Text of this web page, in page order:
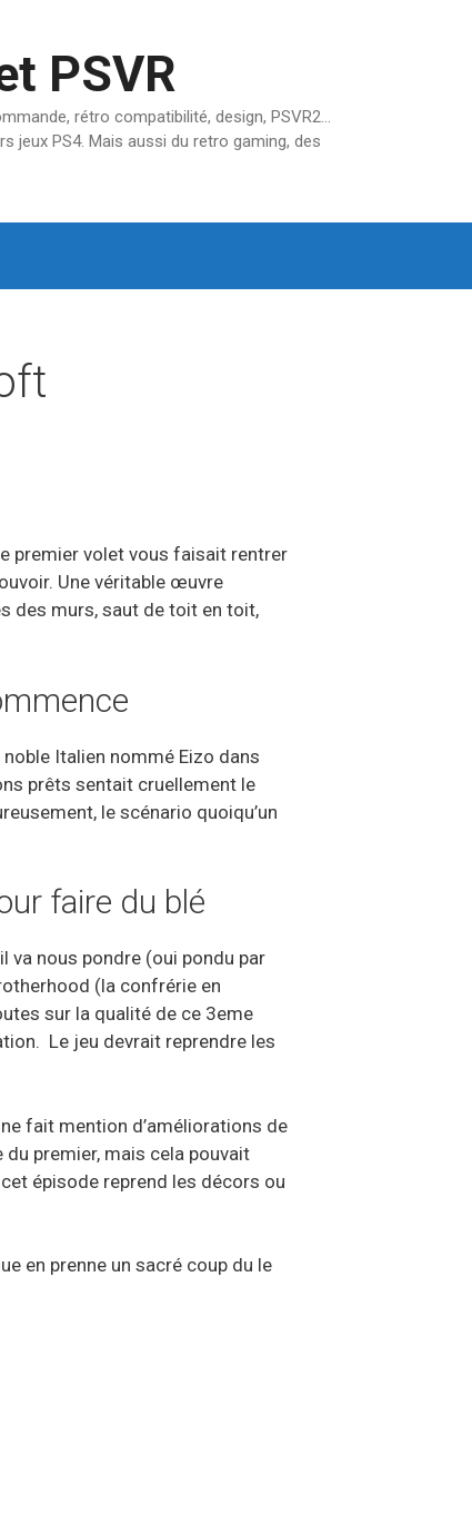
PSVR
rétro compatibilité, design, PSVR2…
jeux PS4. Mais aussi du retro gaming, des
premier volet vous faisait rentrer
Une véritable œuvre
des murs, saut de toit en toit,
Italien nommé Eizo dans
prêts sentait cruellement le
le scénario quoiqu’un
faire du blé
va nous pondre (oui pondu par
(la confrérie en
sur la qualité de ce 3eme
Le jeu devrait reprendre les
fait mention d’améliorations de
premier, mais cela pouvait
épisode reprend les décors ou
en prenne un sacré coup du le